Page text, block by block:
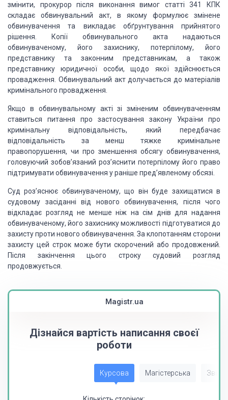
змінити, прокурор після виконання вимог статті 341 КПК
складає обвинувальний акт, в якому формулює змінене
обвинувачення та викладає обґрунтування прийнятого
рішення. Копії обвинувального акта надаються
обвинуваченому, його захиснику, потерпілому, його
представнику та законним представникам, а також
представнику юридичної особи, щодо якої здійснюється
провадження. Обвинувальний акт долучається до матеріалів
кримінального провадження.
Якщо в обвинувальномуакті зі зміненим обвинуваченням
ставиться питання про застосування закону України про
кримінальну відповідальність, який передбачає
відповідальність за менш тяжке кримінальне
правопорушення, чи про зменшення обсягу обвинувачення,
головуючий зобов’язаний роз’яснити потерпілому його право
підтримувати обвинувачення у раніше пред’явленомуобсязі.
Суд роз’яснює обвинуваченому, що він буде захищатися в
судовому засіданні від нового обвинувачення, після чого
відкладає розгляд не менше ніж на сім днів для надання
обвинуваченому, його захиснику можливості підготуватися до
захисту проти нового обвинувачення. За клопотанням сторони
захисту цей строк може бути скорочений або продовжений.
Після закінчення цього строку судовий розгляд
продовжується.
Magistr.ua
Дізнайся вартість написання своєї
роботи
Курсова Магістерська Звіт